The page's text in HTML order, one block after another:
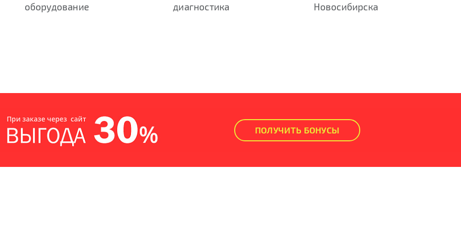
оборудование
диагностика
Новосибирска
ПОЛУЧИТЬ БОНУСЫ